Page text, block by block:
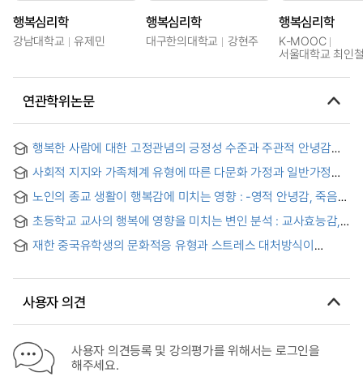
행복심리학
강남대학교 유제민
행복심리학
대구한의대학교 강현주
행복심리학
K-MOOC
서울대학교 최인
연관학위논문
행복한 사람에 대한 고정관념의 긍정성 수준과 주관적 안녕감의
사회적 지지와 가족체계 유형에 따른 다문화 가정과 일반가정
노인의 종교 생활이 행복감에 미치는 영향 : -영적 안녕감, 죽음
초등학교 교사의 행복에 영향을 미치는 변인 분석 : 교사효능감,
재한 중국유학생의 문화적응 유형과 스트레스 대처방식이
사용자 의견
사용자 의견등록 및 강의평가를 위해서는 로그인을
해주세요.